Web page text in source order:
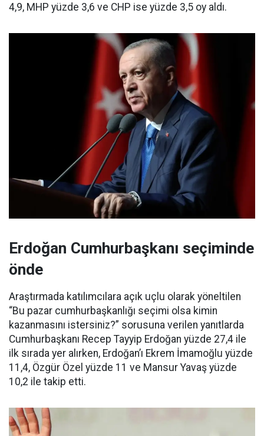
4,9, MHP yüzde 3,6 ve CHP ise yüzde 3,5 oy aldı.
Erdoğan Cumhurbaşkanı seçiminde
önde
Araştırmada katılımcılara açık uçlu olarak yöneltilen
“Bu pazar cumhurbaşkanlığı seçimi olsa kimin
kazanmasını istersiniz?” sorusuna verilen yanıtlarda
Cumhurbaşkanı Recep Tayyip Erdoğan yüzde 27,4 ile
ilk sırada yer alırken, Erdoğan’ı Ekrem İmamoğlu yüzde
11,4, Özgür Özel yüzde 11 ve Mansur Yavaş yüzde
10,2 ile takip etti.